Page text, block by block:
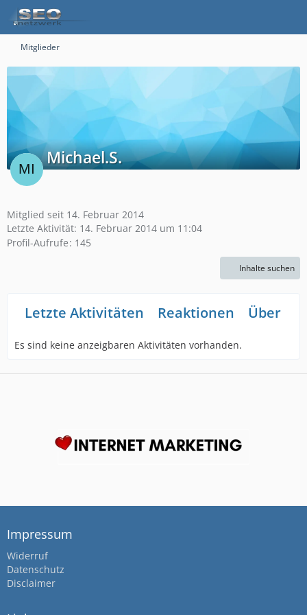
Mitglieder
Michael.S.
Mitglied seit 14. Februar 2014
Letzte Aktivität: 14. Februar 2014 um 11:04
Profil-Aufrufe 145
Inhalte suchen
Letzte Aktivitäten Reaktionen Über
Es sind keine anzeigbaren Aktivitäten vorhanden.
Impressum
Widerruf
Datenschutz
Disclaimer